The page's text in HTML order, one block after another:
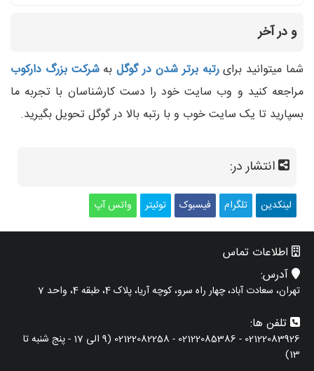
و در آخر
شما میتوانید برایرتبه برتر شدن در گوگلبهشرکت بزرگ دارکوب
مراجعه کنید و وب سایت خود را دست کارشناسان با تجربه ما
بسپارید تا یک سایت خوب و با رتبه بالا در گوگل تحویل بگیرید.
انتشار در:
لینکدین تلگرام فیسبوک توئیتر واتس آپ
اطلاعات تماس
آدرس:
تهران، سعادت آباد، چهار راه سرو، کوچه آریا، پلاک 4، طبقه 4، واحد 7
تلفن ها:
02122083926 - 02122085386 - 02122082258 (9 الی 17 - پنج شنبه تا
13)